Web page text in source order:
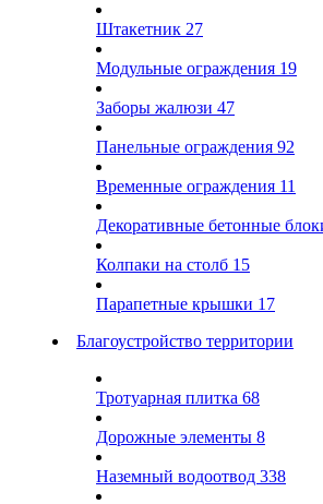
Штакетник 27
Модульные ограждения 19
Заборы жалюзи 47
Панельные ограждения 92
Временные ограждения 11
Декоративные бетонные
Колпаки на столб 15
Парапетные крышки 17
Благоустройство территории
Тротуарная плитка 68
Дорожные элементы 8
Наземный водоотвод 338